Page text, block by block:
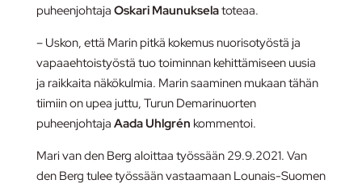
puheenjohtaja Oskari Maunukselatoteaa.
– Uskon, että Marin pitkä kokemus nuorisotyöstä ja
vapaaehtoistyöstä tuo toiminnan kehittämiseen uusia
ja raikkaita näkökulmia. Marin saaminen mukaan tähän
tiimiin on upea juttu, Turun Demarinuorten
puheenjohtaja Aada Uhlgrén kommentoi.
Mari van den Berg aloittaa työssään 29.9.2021. Van
den Berg tulee työssään vastaamaan Lounais-Suomen